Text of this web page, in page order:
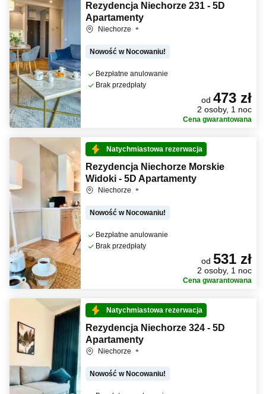
Rezydencja Niechorze 231 - 5D
Apartamenty
Niechorze
Nowość w Nocowaniu!
Bezpłatne anulowanie
Brak przedpłaty
od 473 zł
2 osoby, 1 noc
Cena gwarantowana
Natychmiastowa rezerwacja
Rezydencja Niechorze Morskie
Widoki - 5D Apartamenty
Niechorze
Nowość w Nocowaniu!
Bezpłatne anulowanie
Brak przedpłaty
od 531 zł
2 osoby, 1 noc
Cena gwarantowana
Natychmiastowa rezerwacja
Rezydencja Niechorze 324 - 5D
Apartamenty
Niechorze
Nowość w Nocowaniu!